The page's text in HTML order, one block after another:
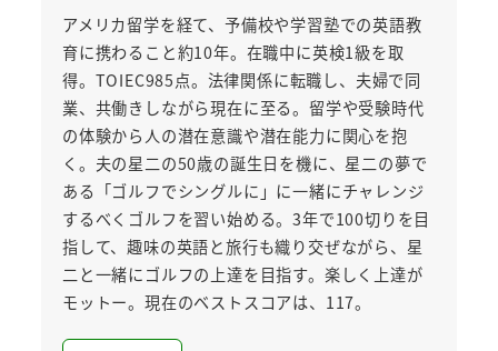
アメリカ留学を経て、予備校や学習塾での英語教
育に携わること約10年。在職中に英検1級を取
得。TOIEC985点。法律関係に転職し、夫婦で同
業、共働きしながら現在に至る。留学や受験時代
の体験から人の潜在意識や潜在能力に関心を抱
く。夫の星二の50歳の誕生日を機に、星二の夢で
ある「ゴルフでシングルに」に一緒にチャレンジ
するべくゴルフを習い始める。3年で100切りを目
指して、趣味の英語と旅行も織り交ぜながら、星
二と一緒にゴルフの上達を目指す。楽しく上達が
モットー。現在のベストスコアは、117。